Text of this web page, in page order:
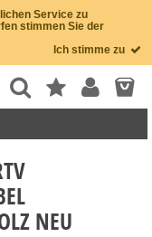
Service zu
stimmen Sie der
Ich stimme zu
NEU